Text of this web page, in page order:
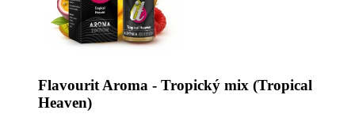
Flavourit Aroma - Tropický mix (Tropical
Heaven)